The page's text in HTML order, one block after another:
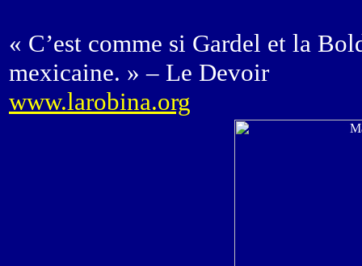
« C’est comme si Gardel et la
mexicaine. » – Le Devoir
www.larobina.org